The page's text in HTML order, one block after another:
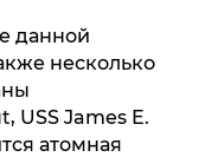
данной
несколько
USS James E.
атомная